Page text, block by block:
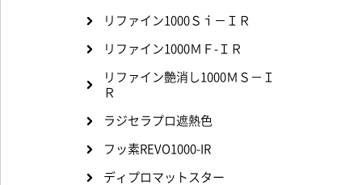
リファイン1000Ｓｉ－ＩＲ
リファイン1000ＭＦ-ＩＲ
リファイン艶消し1000ＭＳ－Ｉ
Ｒ
ラジセラプロ遮熱色
フッ素REVO1000-IR
ディプロマットスター